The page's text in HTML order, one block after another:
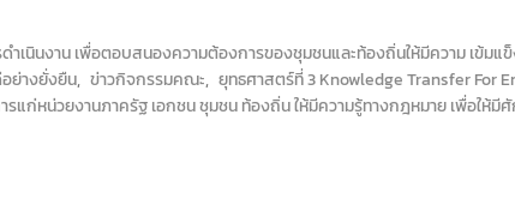
เนินงาน เพื่อตอบสนองความต้องการของชุมชนและท้องถิ่นให้มีความ เข้มแ
ย่างยั่งยืน, ข่าวกิจกรรมคณะ, ยุทธศาสตร์ที่ 3 Knowledge Transfer For
รแก่หน่วยงานภาครัฐ เอกชน ชุมชน ท้องถิ่น ให้มีความรู้ทางกฎหมาย เพื่อใ